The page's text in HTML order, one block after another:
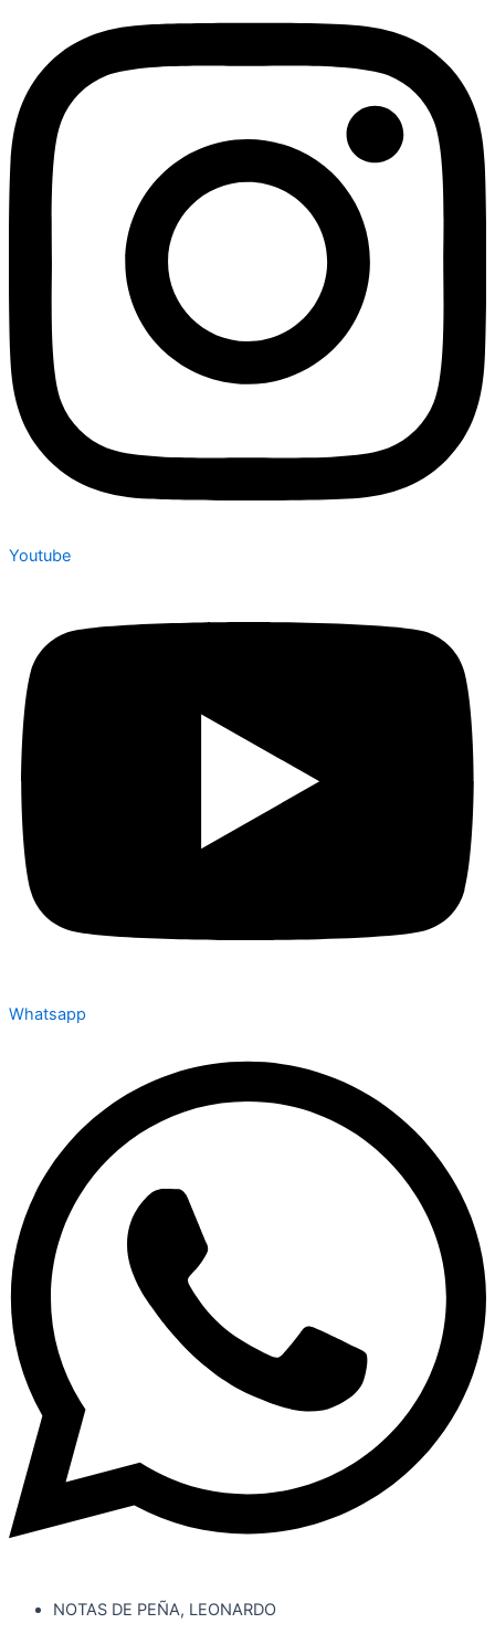
Youtube
Whatsapp
NOTAS DE PEÑA, LEONARDO